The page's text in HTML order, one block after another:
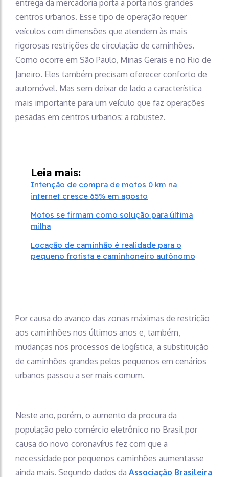
entrega da mercadoria porta a porta nos grandes
centros urbanos. Esse tipo de operação requer
veículos com dimensões que atendem às mais
rigorosas restrições de circulação de caminhões.
Como ocorre em São Paulo, Minas Gerais e no Rio de
Janeiro. Eles também precisam oferecer conforto de
automóvel. Mas sem deixar de lado a característica
mais importante para um veículo que faz operações
pesadas em centros urbanos: a robustez.
Leia mais:
Intenção de compra de motos 0 km na
internet cresce 65% em agosto
Motos se firmam como solução para última
milha
Locação de caminhão é realidade para o
pequeno frotista e caminhoneiro autônomo
Por causa do avanço das zonas máximas de restrição
aos caminhões nos últimos anos e, também,
mudanças nos processos de logística, a substituição
de caminhões grandes pelos pequenos em cenários
urbanos passou a ser mais comum.
Neste ano, porém, o aumento da procura da
população pelo comércio eletrônico no Brasil por
causa do novo coronavírus fez com que a
necessidade por pequenos caminhões aumentasse
ainda mais. Segundo dados da Associação Brasileira